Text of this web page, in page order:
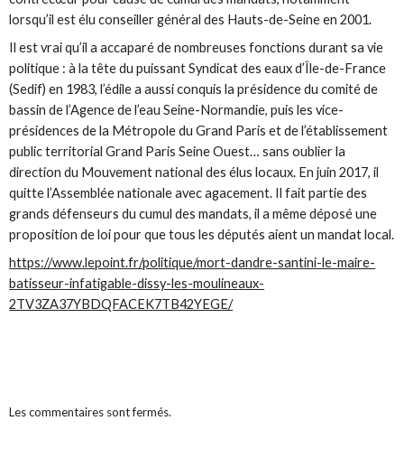
lorsqu’il est élu conseiller général des Hauts-de-Seine en 2001.
Il est vrai qu’il a accaparé de nombreuses fonctions durant sa vie
politique : à la tête du puissant Syndicat des eaux d’Île-de-France
(Sedif) en 1983, l’édile a aussi conquis la présidence du comité de
bassin de l’Agence de l’eau Seine-Normandie, puis les vice-
présidences de la Métropole du Grand Paris et de l’établissement
public territorial Grand Paris Seine Ouest… sans oublier la
direction du Mouvement national des élus locaux. En juin 2017, il
quitte l’Assemblée nationale avec agacement. Il fait partie des
grands défenseurs du cumul des mandats, il a même déposé une
proposition de loi pour que tous les députés aient un mandat local.
https://www.lepoint.fr/politique/mort-dandre-santini-le-maire-
batisseur-infatigable-dissy-les-moulineaux-
2TV3ZA37YBDQFACEK7TB42YEGE/
Les commentaires sont fermés.